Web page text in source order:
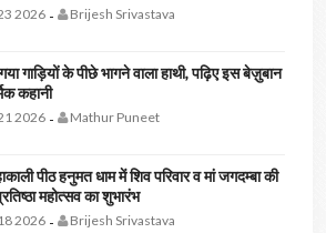
2026- Brijesh Srivastava
गाड़ियों के पीछे भागने वाला हाथी, पढ़िए इस बेज़ुबान
कहानी
2026- Mathur Puneet
पीठ हनुमत धाम में शिव परिवार व मां जगदम्बा की
महोत्सव का शुभारंभ
2026- Brijesh Srivastava